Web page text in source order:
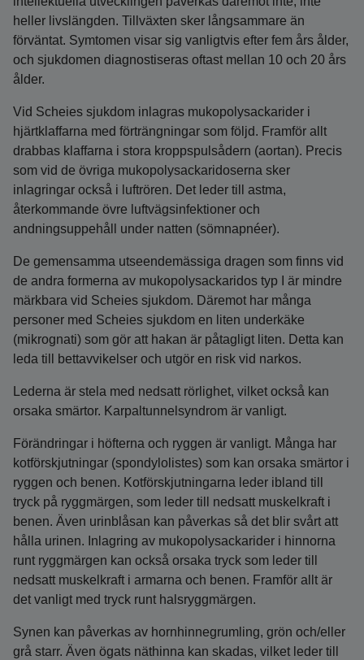
heller livslängden. Tillväxten sker långsammare än
förväntat. Symtomen visar sig vanligtvis efter fem års ålder,
och sjukdomen diagnostiseras oftast mellan 10 och 20 års
ålder.
Vid Scheies sjukdom inlagras mukopolysackarider i
hjärtklaffarna med förträngningar som följd. Framför allt
drabbas klaffarna i stora kroppspulsådern (aortan). Precis
som vid de övriga mukopolysackaridoserna sker
inlagringar också i luftrören. Det leder till astma,
återkommande övre luftvägsinfektioner och
andningsuppehåll under natten (sömnapnéer).
De gemensamma utseendemässiga dragen som finns vid
de andra formerna av mukopolysackaridos typ I är mindre
märkbara vid Scheies sjukdom. Däremot har många
personer med Scheies sjukdom en liten underkäke
(mikrognati) som gör att hakan är påtagligt liten. Detta kan
leda till bettavvikelser och utgör en risk vid narkos.
Lederna är stela med nedsatt rörlighet, vilket också kan
orsaka smärtor. Karpaltunnelsyndrom är vanligt.
Förändringar i höfterna och ryggen är vanligt. Många har
kotförskjutningar (spondylolistes) som kan orsaka smärtor i
ryggen och benen. Kotförskjutningarna leder ibland till
tryck på ryggmärgen, som leder till nedsatt muskelkraft i
benen. Även urinblåsan kan påverkas så det blir svårt att
hålla urinen. Inlagring av mukopolysackarider i hinnorna
runt ryggmärgen kan också orsaka tryck som leder till
nedsatt muskelkraft i armarna och benen. Framför allt är
det vanligt med tryck runt halsryggmärgen.
Synen kan påverkas av hornhinnegrumling, grön och/eller
grå starr. Även ögats näthinna kan skadas, vilket leder till